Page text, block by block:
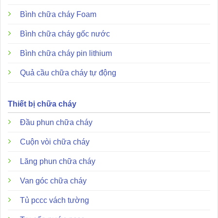
Module DCP-SCI không chỉ là một thiết bị bảo vệ thông
Bình chữa cháy Foam
Bình chữa cháy gốc nước
Bình chữa cháy pin lithium
Quả cầu chữa cháy tự động
Thiết bị chữa cháy
Đầu phun chữa cháy
Cuộn vòi chữa cháy
Lăng phun chữa cháy
Van góc chữa cháy
Tủ pccc vách tường